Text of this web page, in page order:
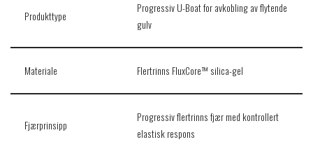
Produkttype
Progressiv U-Boat for avkobling av flytende
gulv
Materiale Flertrinns FluxCore™ silica-gel
Fjærprinsipp
Progressiv flertrinns fjær med kontrollert
elastisk respons